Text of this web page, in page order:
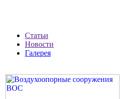
Статьи
Новости
Галерея